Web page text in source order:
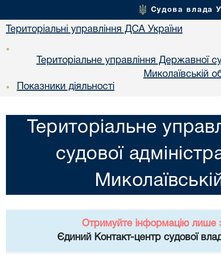
Судова влада
Територіальні управління ДСА України
•
Територіальне управління Державної
Миколаївській
• Показники діяльності
Територіальне
судової
Отримуйте інформацію лише
Єдиний Контакт-центр судової